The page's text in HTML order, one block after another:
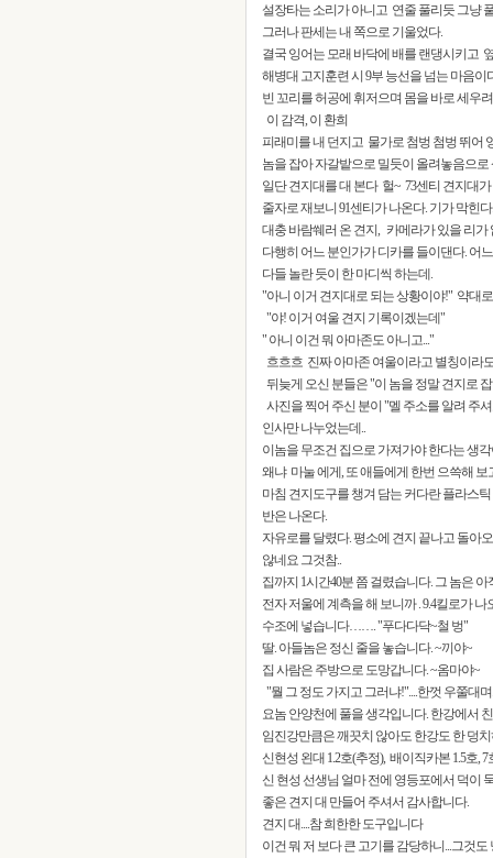
설장타는 소리가 아니고 연줄 풀리듯 그냥
그러나 판세는 내 쪽으로 기울었다.
결국 잉어는 모래 바닥에 배를 랜댕시키고
해병대 고지훈련 시 9부 능선을 넘는 마음이
빈 꼬리를 허공에 휘저으며 몸을 바로 세우려
이 감격, 이 환희
피래미를 내 던지고 물가로 첨벙 첨벙 뛰어
놈을 잡아 자갈밭으로 밀듯이 올려놓음으
일단 견지대를 대 본다 헐~ 73센티 견지대
줄자로 재보니 91센티가 나온다. 기가 막힌다.
대충 바람쒜러 온 견지, 카메라가 있을 리가
다행히 어느 분인가가 디카를 들이댄다. 어
다들 놀란 듯이 한 마디씩 하는데.
"아니 이거 견지대로 되는 상황이야!" 약대
"야! 이거 여울 견지 기록이겠는데"
" 아니 이건 뭐 아마존도 아니고..."
흐흐흐 진짜 아마존 여울이라고 별칭이라
뒤늦게 오신 분들은 "이 놈을 정말 견지로
사진을 찍어 주신 분이 "멜 주소를 알려 주
인사만 나누었는데..
이놈을 무조건 집으로 가져가야 한다는 생
왜냐 마눌 에게, 또 애들에게 한번 으쓱해
마침 견지도구를 챙겨 담는 커다란 플라스
반은 나온다.
자유로를 달렸다. 평소에 견지 끝나고 돌아
않네요 그것참..
집까지 1시간40분 쯤 걸렸습니다. 그 놈은 아
전자 저울에 계측을 해 보니까 . 9.4킬로가 나
수조에 넣습니다……. "푸다다닥~철 벙"
딸. 아들놈은 정신 줄을 놓습니다. ~끼야~
집 사람은 주방으로 도망갑니다. ~옴마야~
"뭘 그 정도 가지고 그러냐!"....한껏 우쭐대
요놈 안양천에 풀을 생각입니다. 한강에서
임진강만큼은 깨끗치 않아도 한강도 한 덩
신현성 왼대 1.2호(추정), 배이직카본 1.5호,
신 현성 선생님 얼마 전에 영등포에서 덕이
좋은 견지 대 만들어 주셔서 감사합니다.
견지 대....참 희한한 도구입니다
이건 뭐 저 보다 큰 고기를 감당하니...그것도